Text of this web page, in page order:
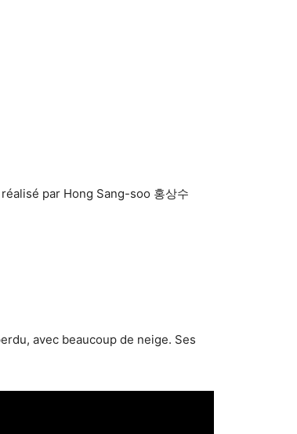
par Hong Sang-soo 홍상수
avec beaucoup de neige. Ses